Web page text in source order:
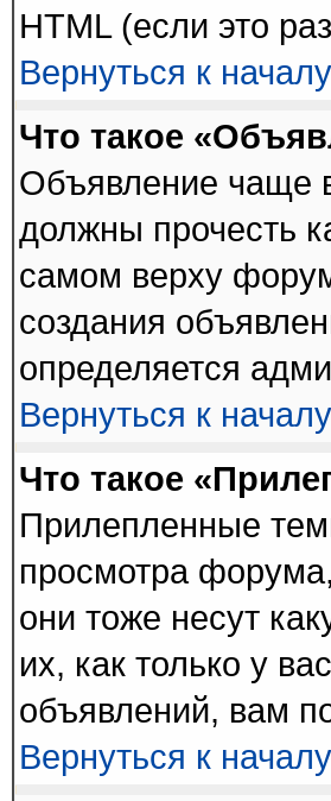
HTML (если это
Вернуться к началу
Что такое
Объявление чаще
должны прочесть
самом верху
создания
определяется
Вернуться к началу
Что такое
Прилепленные
просмотра
они тоже несут
их, как только у
объявлений, вам
Вернуться к началу